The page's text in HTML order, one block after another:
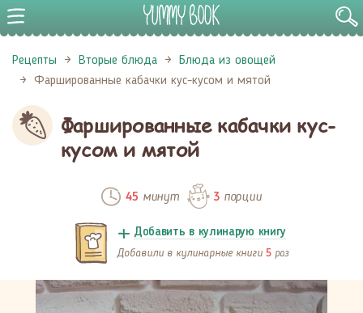
Рецепты Вторые блюда
Блюда из овощей
Фаршированные кабачки кус-кусом и мятой
Фаршированные кабачки кус-
кусом и мятой
45 минут 3порции
Добавить в кулинарую книгу
Добавили в кулинарные книги 5 раз